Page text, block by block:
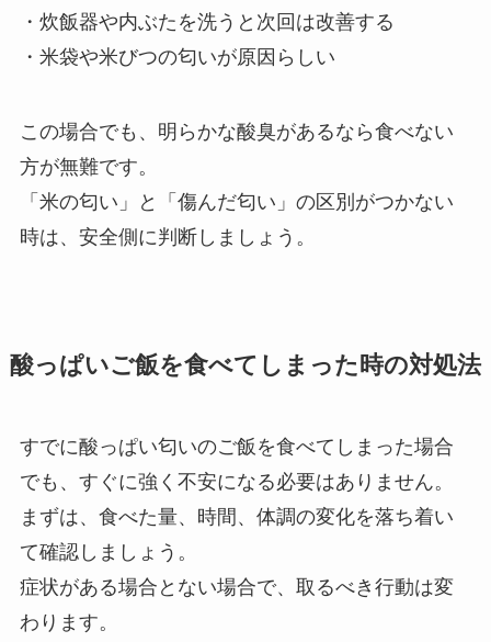
・炊飯器や内ぶたを洗うと次回は改善する
・米袋や米びつの匂いが原因らしい
この場合でも、明らかな酸臭があるなら食べない
方が無難です。
「米の匂い」と「傷んだ匂い」の区別がつかない
時は、安全側に判断しましょう。
酸っぱいご飯を食べてしまった時の対処法
すでに酸っぱい匂いのご飯を食べてしまった場合
でも、すぐに強く不安になる必要はありません。
まずは、食べた量、時間、体調の変化を落ち着い
て確認しましょう。
症状がある場合とない場合で、取るべき行動は変
わります。